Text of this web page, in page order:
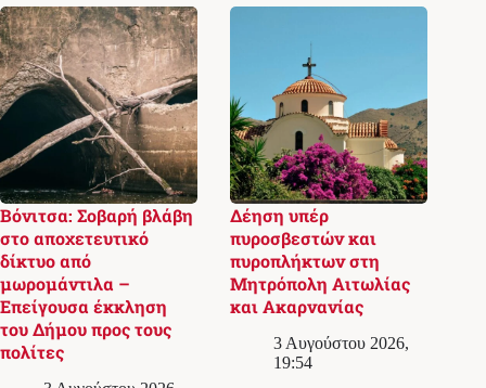
Βόνιτσα: Σοβαρή βλάβη
στο αποχετευτικό
δίκτυο από
μωρομάντιλα –
Επείγουσα έκκληση
του Δήμου προς τους
πολίτες
Δέηση υπέρ
πυροσβεστών και
πυροπλήκτων στη
Μητρόπολη Αιτωλίας
και Ακαρνανίας
3 Αυγούστου 2026,
19:54